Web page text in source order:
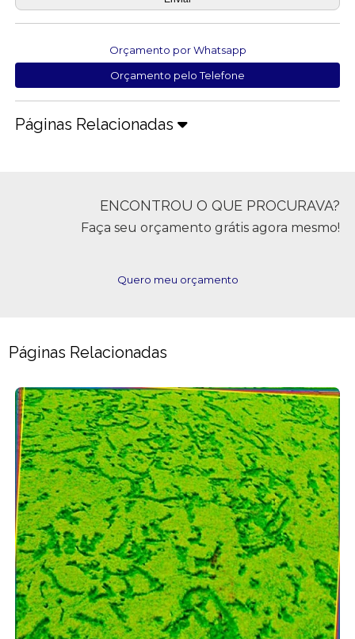
Orçamento por Whatsapp
Orçamento pelo Telefone
Páginas Relacionadas
ENCONTROU O QUE PROCURAVA?
Faça seu orçamento grátis agora mesmo!
Quero meu orçamento
Páginas Relacionadas